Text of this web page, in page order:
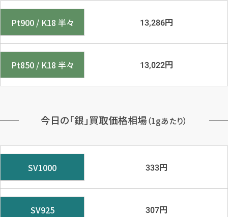
Pt900 / K18 半々 13,286円
Pt850 / K18 半々 13,022円
今日の「銀」買取価格相場（1gあたり）
SV1000 333円
SV925 307円